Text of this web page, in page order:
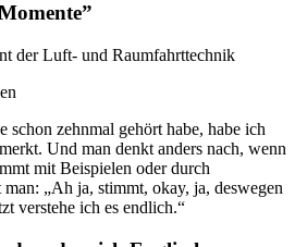
der Luft- und Raumfahrttechnik
schon zehnmal gehört habe, habe ich
Und man denkt anders nach, wenn
mit Beispielen oder durch
„Ah ja, stimmt, okay, ja, deswegen
verstehe ich es endlich.“